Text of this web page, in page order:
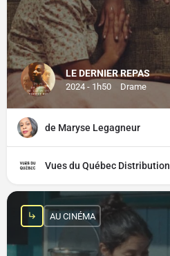
LE DERNIER REPAS
2024 - 1h50 Drame
de Maryse Legagneur
Vues du Québec Distribution
AU CINÉMA